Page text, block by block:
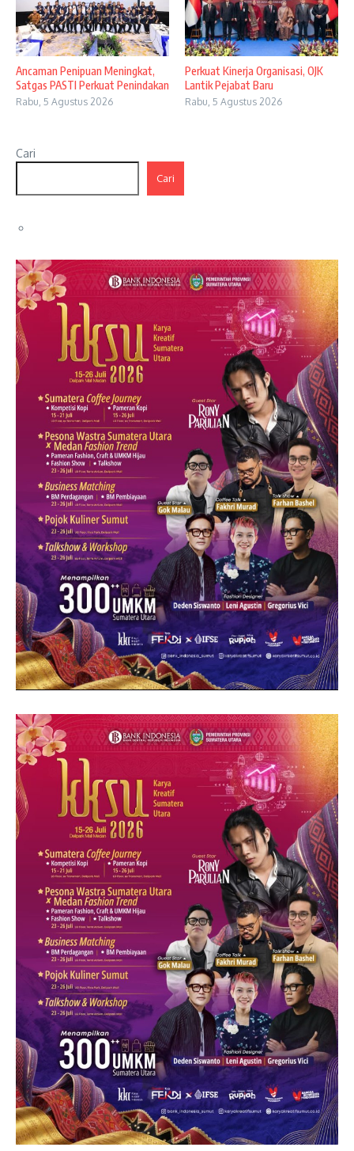
Ancaman Penipuan Meningkat,
Satgas PASTI Perkuat Penindakan
Rabu, 5 Agustus 2026
Perkuat Kinerja Organisasi, OJK
Lantik Pejabat Baru
Rabu, 5 Agustus 2026
Cari
Cari